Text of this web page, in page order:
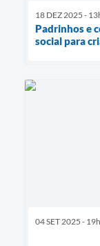
18 DEZ 2025 -
Padrinhos e
social para
04 SET 2025 -